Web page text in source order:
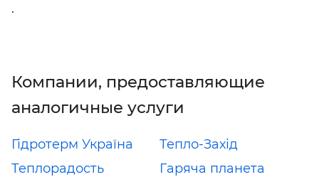
.
Компании, предоставляющие
аналогичные услуги
Гідротерм Україна
Тепло-Захід
Теплорадость
Гаряча планета